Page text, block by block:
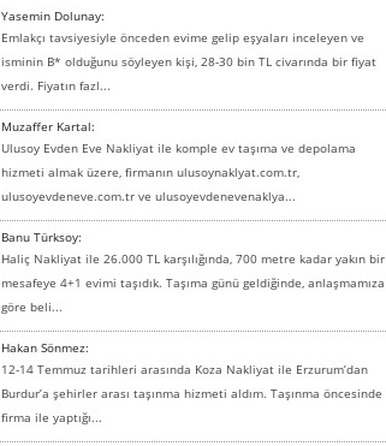
Yasemin Dolunay:
Emlakçı tavsiyesiyle önceden evime gelip eşyaları inceleyen ve
isminin B* olduğunu söyleyen kişi, 28-30 bin TL civarında bir fiyat
verdi. Fiyatın fazl...
Muzaffer Kartal:
Ulusoy Evden Eve Nakliyat ile komple ev taşıma ve depolama
hizmeti almak üzere, firmanın ulusoynaklyat.com.tr,
ulusoyevdeneve.com.tr ve ulusoyevdenevenaklya...
Banu Türksoy:
Haliç Nakliyat ile 26.000 TL karşılığında, 700 metre kadar yakın bir
mesafeye 4+1 evimi taşıdık. Taşıma günü geldiğinde, anlaşmamıza
göre beli...
Hakan Sönmez:
12-14 Temmuz tarihleri arasında Koza Nakliyat ile Erzurum’dan
Burdur’a şehirler arası taşınma hizmeti aldım. Taşınma öncesinde
firma ile yaptığı...